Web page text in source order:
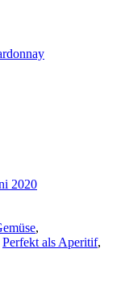
2020
,
Perfekt als Aperitif,